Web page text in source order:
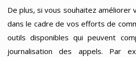
De plus, si vous souhaitez améliorer
dans le cadre de vos efforts de
outils disponibles qui peuvent
journalisation des appels. Par